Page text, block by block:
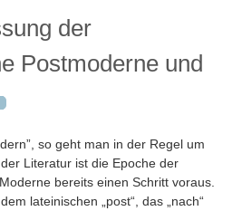
und Information zu Wünschen
der
Postmoderne und
so geht man in der Regel um
Literatur ist die Epoche der
bereits einen Schritt voraus.
lateinischen „post“, das „nach“